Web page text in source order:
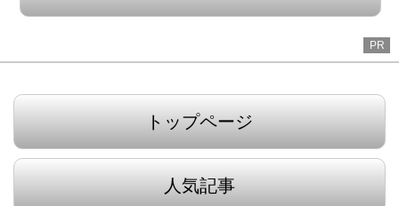
PR
トップページ
人気記事